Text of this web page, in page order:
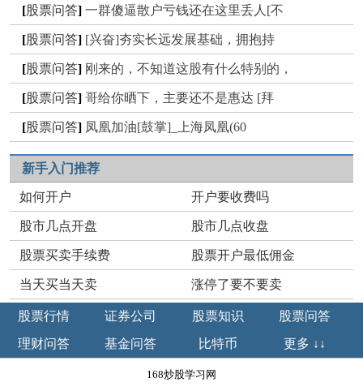
[股票问答] 一群傻逼散户亏钱还在这里丢人[不
[股票问答] [兴奋]夯实长远发展基础，拥抱持
[股票问答] 刚来的，不知道这股有什么特别的，
[股票问答] 哥给你晒下，主要还不是惠达 [拜
[股票问答] 凤凰加油[鼓掌]_上海凤凰(60
新手入门推荐
如何开户 开户要收费吗
股市几点开盘 股市几点收盘
股票买卖手续费 股票开户最低佣金
当天买当天卖 涨停了要不要卖
股票行情 证券公司 股票知识
股票问答
理财问答
基金问答 比特币 更多 ↓↓
168炒股学习网